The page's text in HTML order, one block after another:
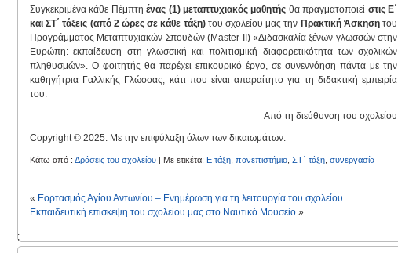
Συγκεκριμένα κάθε Πέμπτη ένας (1) μεταπτυχιακός μαθητής θα πραγματοποιεί στις Ε΄
και ΣΤ΄ τάξεις (από 2 ώρες σε κάθε τάξη)του σχολείου μας την Πρακτική Άσκησητου
Προγράμματος Μεταπτυχιακών Σπουδών (Master II) «Διδασκαλία ξένων γλωσσών στην
Ευρώπη: εκπαίδευση στη γλωσσική και πολιτισμική διαφορετικότητα των σχολικών
πληθυσμών». Ο φοιτητής θα παρέχει επικουρικό έργο, σε συνεννόηση πάντα με την
καθηγήτρια Γαλλικής Γλώσσας, κάτι που είναι απαραίτητο για τη διδακτική εμπειρία
του.
Από τη διεύθυνση του σχολείου
Copyright © 2025. Με την επιφύλαξη όλων των δικαιωμάτων.
Κάτω από : Δράσεις του σχολείου | Με ετικέτα: Ε τάξη πανεπιστήμιο ΣΤ΄ τάξη συνεργασία
« Εορτασμός Αγίου Αντωνίου – Ενημέρωση για τη λειτουργία του σχολείου
Εκπαιδευτική επίσκεψη του σχολείου μας στο Ναυτικό Μουσείο »
;